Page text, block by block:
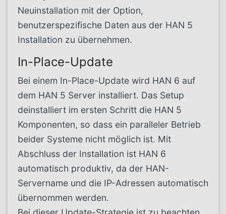
Neuinstallation mit der Option,
benutzerspezifische Daten aus der HAN 5
Installation zu übernehmen.
In-Place-Update
Bei einem In-Place-Update wird HAN 6 auf
dem HAN 5 Server installiert. Das Setup
deinstalliert im ersten Schritt die HAN 5
Komponenten, so dass ein paralleler Betrieb
beider Systeme nicht möglich ist. Mit
Abschluss der Installation ist HAN 6
automatisch produktiv, da der HAN-
Servername und die IP-Adressen automatisch
übernommen werden.